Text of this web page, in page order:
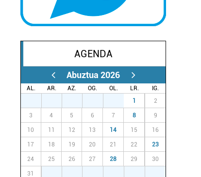
AGENDA
Abuztua 2026
AL. AR. AZ. OG. OL. LR.
IG.
1 2
3 4 5 6 7 8 9
10 11 12 13 14 15 16
17 18 19 20 21 22 23
24 25 26 27 28 29 30
31